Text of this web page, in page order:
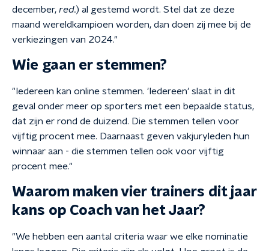
december, red.) al gestemd wordt. Stel dat ze deze
maand wereldkampioen worden, dan doen zij mee bij de
verkiezingen van 2024."
Wie gaan er stemmen?
"Iedereen kan online stemmen. 'Iedereen' slaat in dit
geval onder meer op sporters met een bepaalde status,
dat zijn er rond de duizend. Die stemmen tellen voor
vijftig procent mee. Daarnaast geven vakjuryleden hun
winnaar aan - die stemmen tellen ook voor vijftig
procent mee."
Waarom maken vier trainers dit jaar
kans op Coach van het Jaar?
"We hebben een aantal criteria waar we elke nominatie